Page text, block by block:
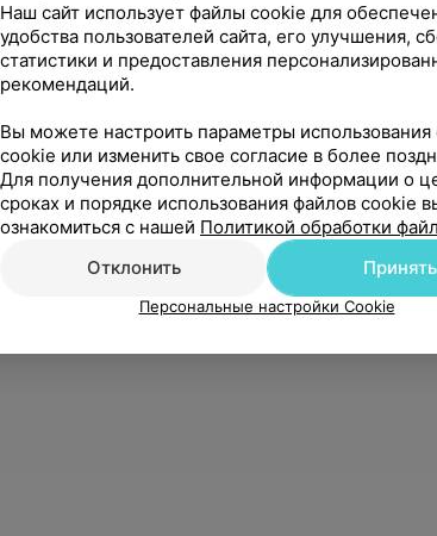
зуба
в этой клинике, мои зубы обрели, наконец, вторую жизнь. Теперь я не стыжусь радостно улыбаться, комплексы ушли. Также, как постоянному клиенту (мне это слово нравится больше, чем пациент) мне постоянно делают скидки и подарки. Огромное спасибо ВАМ, любимые доктора!!! Еще
Наш сайт использует файлы cookie для
удобства пользователей сайта, его улучшения,
статистики и предоставления
рекомендаций.
Вы можете настроить параметры использования
cookie или изменить свое согласие в более
Для получения дополнительной информации о
сроках и порядке использования файлов cookie
ознакомиться с нашей Политикой обработки
Отклонить
Принять
Персональные настройки Cookie